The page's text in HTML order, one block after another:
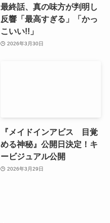
最終話、真の味方が判明し
反響「最高すぎる」「かっ
こいい!!」
2026年3月30日
『メイドインアビス 目覚
める神秘』公開日決定！キ
ービジュアル公開
2026年3月29日